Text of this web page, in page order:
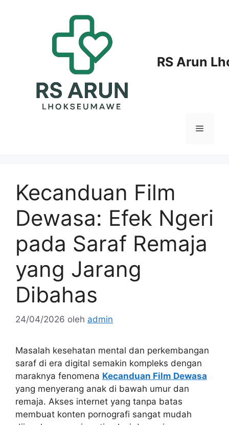
RS Arun
Menu
Kecanduan Film
Dewasa: Efek Ngeri
pada Saraf Remaja
yang Jarang
Dibahas
24/04/2026 oleh admin
Masalah kesehatan mental dan perkembangan
saraf di era digital semakin kompleks dengan
maraknya fenomena Kecanduan Film Dewasa
yang menyerang anak di bawah umur dan
remaja. Akses internet yang tanpa batas
membuat konten pornografi sangat mudah